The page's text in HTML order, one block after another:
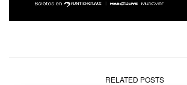
RELATED POSTS